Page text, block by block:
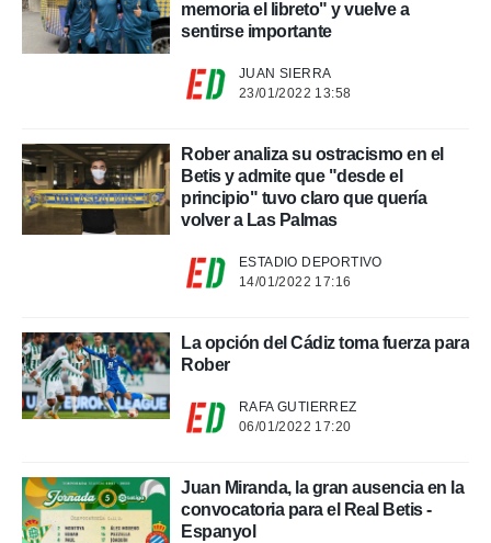
contenido
medir el
de
o a través
de
e
publicidad
memoria el libreto" y vuelve a
sentirse importante
JUAN SIERRA
23/01/2022 13:58
Rober analiza su ostracismo en el
Betis y admite que "desde el
principio" tuvo claro que quería
volver a Las Palmas
ESTADIO DEPORTIVO
14/01/2022 17:16
La opción del Cádiz toma fuerza para
Rober
RAFA GUTIERREZ
06/01/2022 17:20
Juan Miranda, la gran ausencia en la
convocatoria para el Real Betis -
Espanyol